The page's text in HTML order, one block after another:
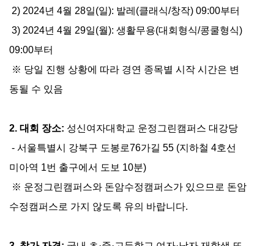
2) 2024년 4월 28일(일): 발레(클래식/창작) 09:00부터
3) 2024년 4월 29일(월): 생활무용(대회형식/콩쿨형식)
09:00부터
※ 당일 진행 상황에 따라 경연 종목별 시작 시간은 변
동될 수 있음
2. 대회 장소: 성신여자대학교 운정그린캠퍼스 대강당
- 서울특별시 강북구 도봉로76가길 55 (지하철 4호선
미아역 1번 출구에서 도보 10분)
※ 운정그린캠퍼스와 돈암수정캠퍼스가 있으므로 돈암
수정캠퍼스로 가지 않도록 유의 바랍니다.